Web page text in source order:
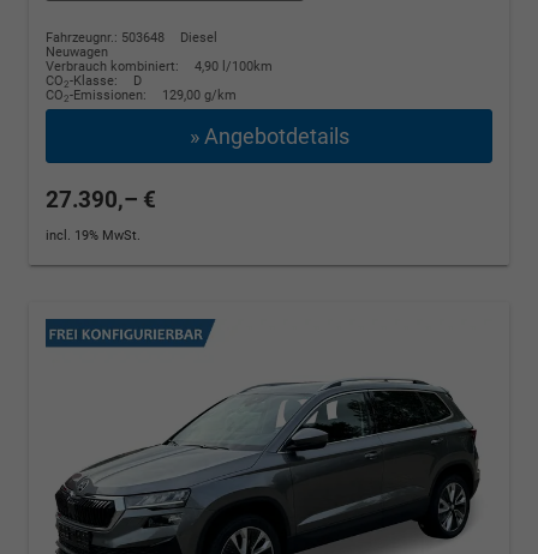
Fahrzeugnr.: 503648
Diesel
Neuwagen
Verbrauch kombiniert:
4,90 l/100km
CO2-Klasse:
D
CO2-Emissionen: 129,00 g/km
» Angebotdetails
27.390,– €
incl. 19% MwSt.